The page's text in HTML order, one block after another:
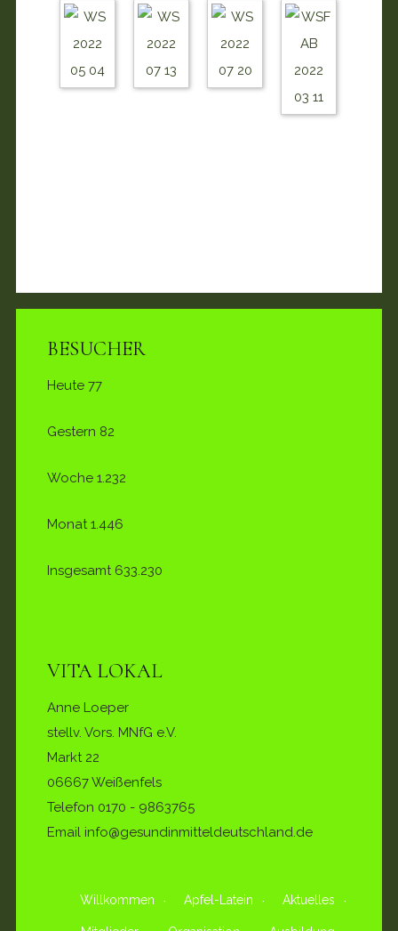
BESUCHER
Heute 77
Gestern 82
Woche 1.232
Monat1.446
Insgesamt 633.230
VITA LOKAL
Anne Loeper
stellv. Vors. MNfG e.V.
Markt 22
06667 Weißenfels
Telefon 0170 - 9863765
Email info@gesundinmitteldeutschland.de
Willkommen Apfel-Latein Aktuelles